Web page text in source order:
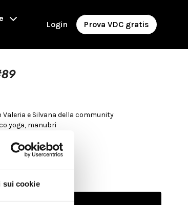
sui cookie
Login Prova VDC gratis
Valeria e Silvana della community
Props utilizzati: roller, cavigliere, blocco yoga, manubri
per guardare